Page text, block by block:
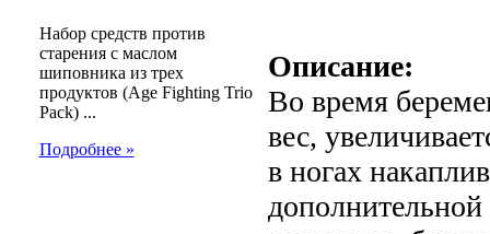
Набор средств против
старения с маслом
шиповника из трех
продуктов (Age Fighting Trio
Pack) ...
Подробнее »
Описание:
Во время
вес,
в ногах